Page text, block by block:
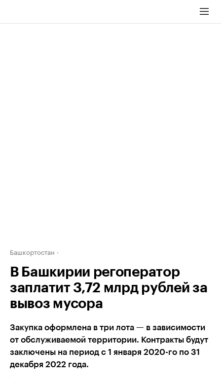
Башкортостан
В Башкирии регоператор
заплатит 3,72 млрд рублей за
вывоз мусора
Закупка оформлена в три лота — в зависимости
от обслуживаемой территории. Контракты будут
заключены на период с 1 января 2020-го по 31
декабря 2022 года.